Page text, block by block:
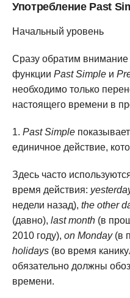
Употребление Past
Начальный уровень
Сразу обратим внимание
функции Past Simple и
необходимо только
настоящего времени в
Past Simple
единичное действие,
Здесь часто
время действия:
недели назад), the other
(давно), last month (в
2010 году), on Monday(в
holidays (во время
обязательно должны
времени.